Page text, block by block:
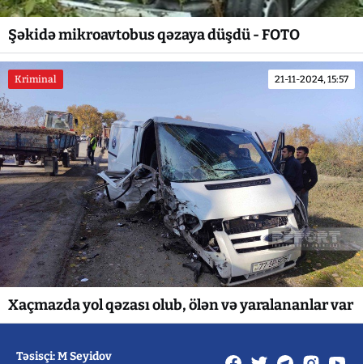
Şəkidə mikroavtobus qəzaya düşdü - FOTO
Kriminal 21-11-2024, 15:57
Xaçmazda yol qəzası olub, ölən və yaralananlar var
Təsisçi: M Seyidov